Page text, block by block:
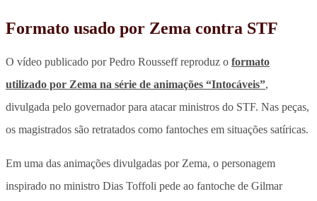
Formato usado por Zema contra STF
O vídeo publicado por Pedro Rousseff reproduz o formato
utilizado por Zema na série de animações “Intocáveis”,
divulgada pelo governador para atacar ministros do STF. Nas peças,
os magistrados são retratados como fantoches em situações satíricas.
Em uma das animações divulgadas por Zema, o personagem
inspirado no ministro Dias Toffoli pede ao fantoche de Gilmar